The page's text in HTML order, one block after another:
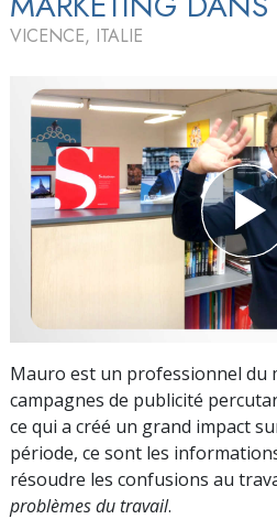
VICENCE, ITALIE
Mauro est un professionnel du
campagnes de publicité
ce qui a créé un grand impact
période, ce sont les
résoudre les confusions au
problèmes du travail.